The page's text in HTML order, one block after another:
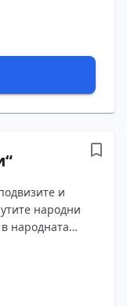
и
народни
народната